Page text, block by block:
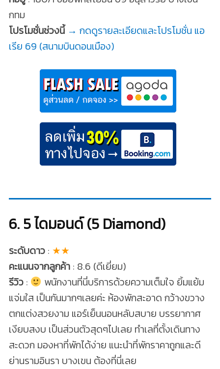
กทม
โปรโมชั่นช่วงนี้ → กดดูรายละเอียดและโปรโมชั่น แอ
เรีย 69 (สนามบินดอนเมือง)
6. 5 ไดมอนด์ (5 Diamond)
ระดับดาว: ★★
คะแนนจากลูกค้า: 8.6 (ดีเยี่ยม)
รีวิว:
พนักงานที่นี่บริการด้วยความเต็มใจ ยิ้มแย้ม
แจ่มใส เป็นกันมากๆเลยค่ะ ห้องพักสะอาด กว้างขวาง
ตกแต่งสวยงาม แอร์เย็นนอนหลับสบาย บรรยากาศ
เงียบสงบ เป็นส่วนตัวสุดๆไปเลย ทำเลที่ตั้งเดินทาง
สะดวก มองหาที่พักได้ง่าย แนะนำที่พักราคาถูกและดี
ย่านรามอินรา บางเขน ต้องที่นี่เลย